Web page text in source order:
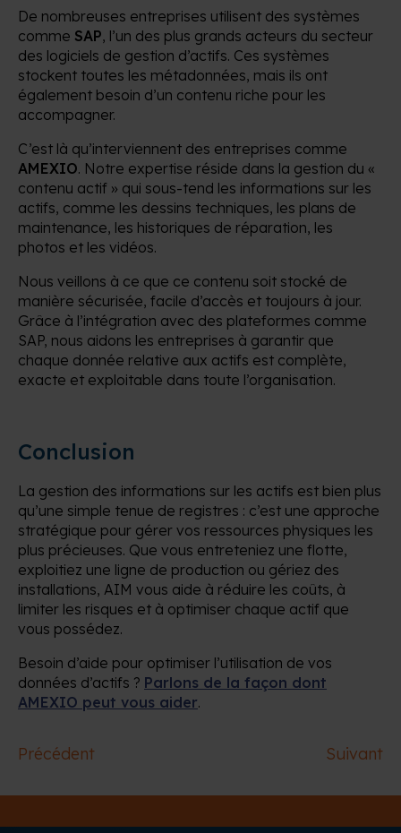
De nombreuses entreprises utilisent des systèmes
comme SAP, l’un des plus grands acteurs du secteur
des logiciels de gestion d’actifs. Ces systèmes
stockent toutes les métadonnées, mais ils ont
également besoin d’un contenu riche pour les
accompagner.
C’est là qu’interviennent des entreprises comme
AMEXIO. Notre expertise réside dans la gestion du «
contenu actif » qui sous-tend les informations sur les
actifs, comme les dessins techniques, les plans de
maintenance, les historiques de réparation, les
photos et les vidéos.
Nous veillons à ce que ce contenu soit stocké de
manière sécurisée, facile d’accès et toujours à jour.
Grâce à l’intégration avec des plateformes comme
SAP, nous aidons les entreprises à garantir que
chaque donnée relative aux actifs est complète,
exacte et exploitable dans toute l’organisation.
Conclusion
La gestion des informations sur les actifs est bien plus
qu’une simple tenue de registres : c’est une approche
stratégique pour gérer vos ressources physiques les
plus précieuses. Que vous entreteniez une flotte,
exploitiez une ligne de production ou gériez des
installations, AIM vous aide à réduire les coûts, à
limiter les risques et à optimiser chaque actif que
vous possédez.
Besoin d’aide pour optimiser l’utilisation de vos
données d’actifs ? Parlons de la façon dont
AMEXIO peut vous aider.
Suivant
Précédent